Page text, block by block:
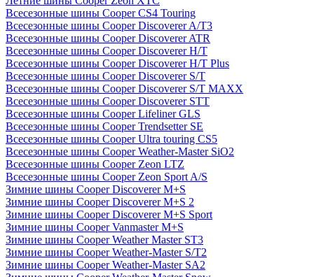
Всесезонные шины Cooper CS4 Touring
Всесезонные шины Cooper Discoverer A/T3
Всесезонные шины Cooper Discoverer ATR
Всесезонные шины Cooper Discoverer H/T
Всесезонные шины Cooper Discoverer H/T Plus
Всесезонные шины Cooper Discoverer S/T
Всесезонные шины Cooper Discoverer S/T MAXX
Всесезонные шины Cooper Discoverer STT
Всесезонные шины Cooper Lifeliner GLS
Всесезонные шины Cooper Trendsetter SE
Всесезонные шины Cooper Ultra touring CS5
Всесезонные шины Cooper Weather-Master SiO2
Всесезонные шины Cooper Zeon LTZ
Всесезонные шины Cooper Zeon Sport A/S
Зимние шины Cooper Discoverer M+S
Зимние шины Cooper Discoverer M+S 2
Зимние шины Cooper Discoverer M+S Sport
Зимние шины Cooper Vanmaster M+S
Зимние шины Cooper Weather Master ST3
Зимние шины Cooper Weather-Master S/T2
Зимние шины Cooper Weather-Master SA2